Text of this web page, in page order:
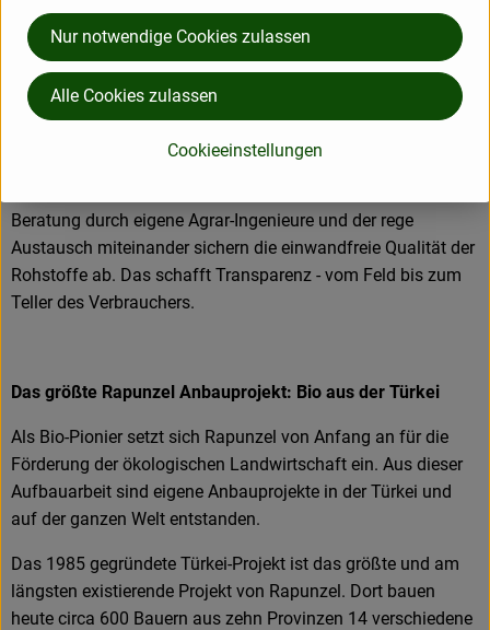
Rohstoffe beginnen bereits auf dem Feld. Bei Wareneingang
werden alle Rohstoffe und Produkte beprobt. Zusätzlich
werden sie durch anerkannte externe Labors unabhängig
analysiert.
persönlichen Kontakte zu den Lieferanten und langfristige
Beratung durch eigene Agrar-Ingenieure und der rege
Austausch miteinander sichern die einwandfreie Qualität der
Rohstoffe ab. Das schafft Transparenz - vom Feld bis zum
Teller des Verbrauchers.
Das größte Rapunzel Anbauprojekt: Bio aus der Türkei
Als Bio-Pionier setzt sich Rapunzel von Anfang an für die
Förderung der ökologischen Landwirtschaft ein. Aus dieser
Aufbauarbeit sind eigene Anbauprojekte in der Türkei und
auf der ganzen Welt entstanden.
Das 1985 gegründete Türkei-Projekt ist das größte und am
längsten existierende Projekt von Rapunzel. Dort bauen
heute circa 600 Bauern aus zehn Provinzen 14 verschiedene
Cookieeinstellungen
Nur notwendige Cookies zulassen
Alle Cookies zulassen